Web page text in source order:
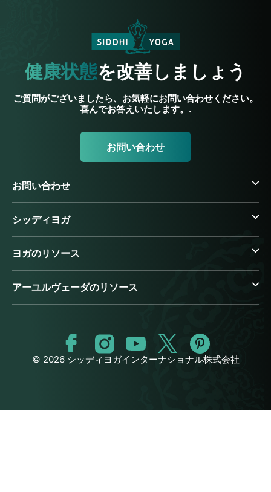
健康状態を改善しましょう
ご質問がございましたら、お気軽にお問い合わせください。
喜んでお答えいたします。.
お問い合わせ
お問い合わせ
シッディヨガ
ヨガのリソース
アーユルヴェーダのリソース
© 2026 シッディヨガインターナショナル株式会社